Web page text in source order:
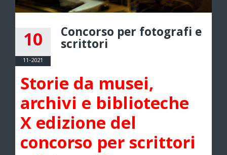
10
11-2021
Concorso per fotografi e
scrittori
Storie da musei,
archivi e biblioteche
X edizione del
concorso per scrittori